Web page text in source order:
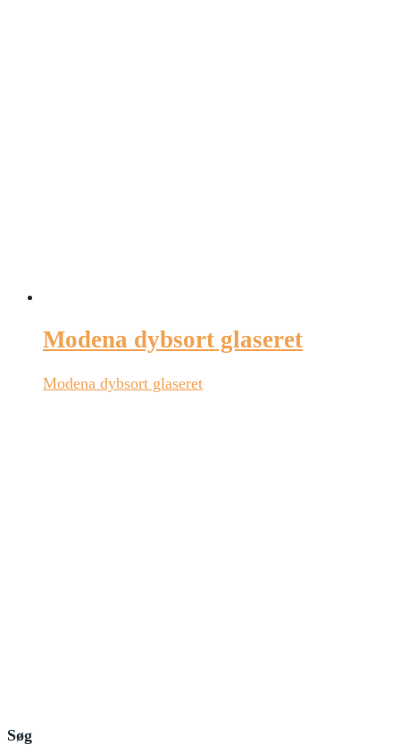
Modena dybsort glaseret
Modena dybsort glaseret
Søg